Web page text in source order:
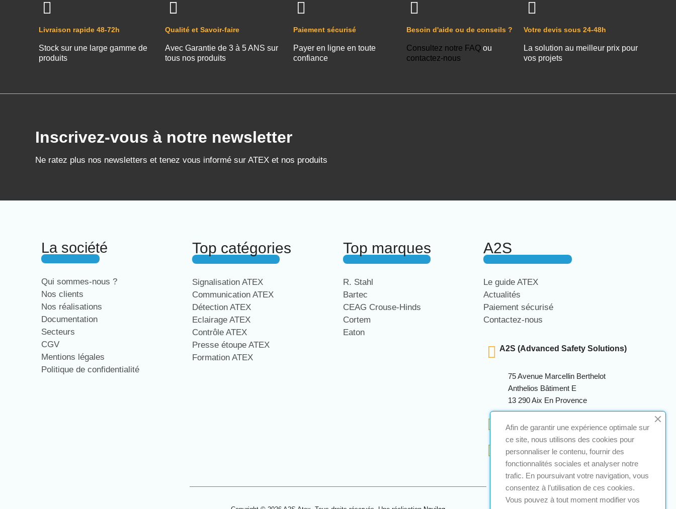
Livraison rapide 48-72h
Stock sur une large gamme de
produits
Qualité et Savoir-faire
Avec Garantie de 3 à 5 ANS sur
tous nos produits
Paiement sécurisé
Payer en ligne en toute
confiance
Besoin d'aide ou de conseils ?
Consultez notre FAQou
contactez-nous
Votre devis sous 24-48h
La solution au meilleur prix pour
vos projets
Inscrivez-vous à notre newsletter
Ne ratez plus nos newsletters et tenez vous informé sur ATEX et nos produits
La société
Qui sommes-nous ?
Nos clients
Nos réalisations
Documentation
Secteurs
CGV
Mentions légales
Politique de confidentialité
Top catégories
Signalisation ATEX
Communication ATEX
Détection ATEX
Eclairage ATEX
Contrôle ATEX
Presse étoupe ATEX
Formation ATEX
Top marques
R. Stahl
Bartec
CEAG Crouse-Hinds
Cortem
Eaton
A2S
Le guide ATEX
Actualités
Paiement sécurisé
Contactez-nous
A2S (Advanced Safety Solutions)
75 Avenue Marcellin Berthelot
Anthelios Bâtiment E
13 290 Aix En Provence
Afin de garantir une expérience optimale sur
ce site, nous utilisons des cookies pour
personnaliser le contenu, fournir des
fonctionnalités sociales et analyser notre
trafic. En poursuivant votre navigation, vous
consentez à l’utilisation de ces cookies.
Vous pouvez à tout moment modifier vos